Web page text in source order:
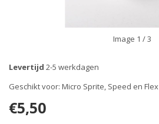
Image 1 / 3
Levertijd 2-5 werkdagen
Geschikt voor: Micro Sprite, Speed en Flex
€5,50